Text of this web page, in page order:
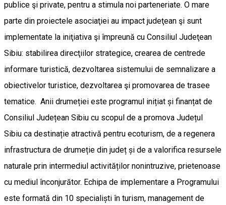
publice şi private, pentru a stimula noi parteneriate. O mare
parte din proiectele asociaţiei au impact judeţean şi sunt
implementate la iniţiativa şi împreună cu Consiliul Judeţean
Sibiu: stabilirea direcţiilor strategice, crearea de centrede
informare turistică, dezvoltarea sistemului de semnalizare a
obiectivelor turistice, dezvoltarea şi promovarea de trasee
tematice. Anii drumeției este programul inițiat și finanțat de
Consiliul Județean Sibiu cu scopul de a promova Județul
Sibiu ca destinație atractivă pentru ecoturism, de a regenera
infrastructura de drumeție din județ și de a valorifica resursele
naturale prin intermediul activităților nonintruzive, prietenoase
cu mediul înconjurător. Echipa de implementare a Programului
este formată din 10 specialiști în turism, management de